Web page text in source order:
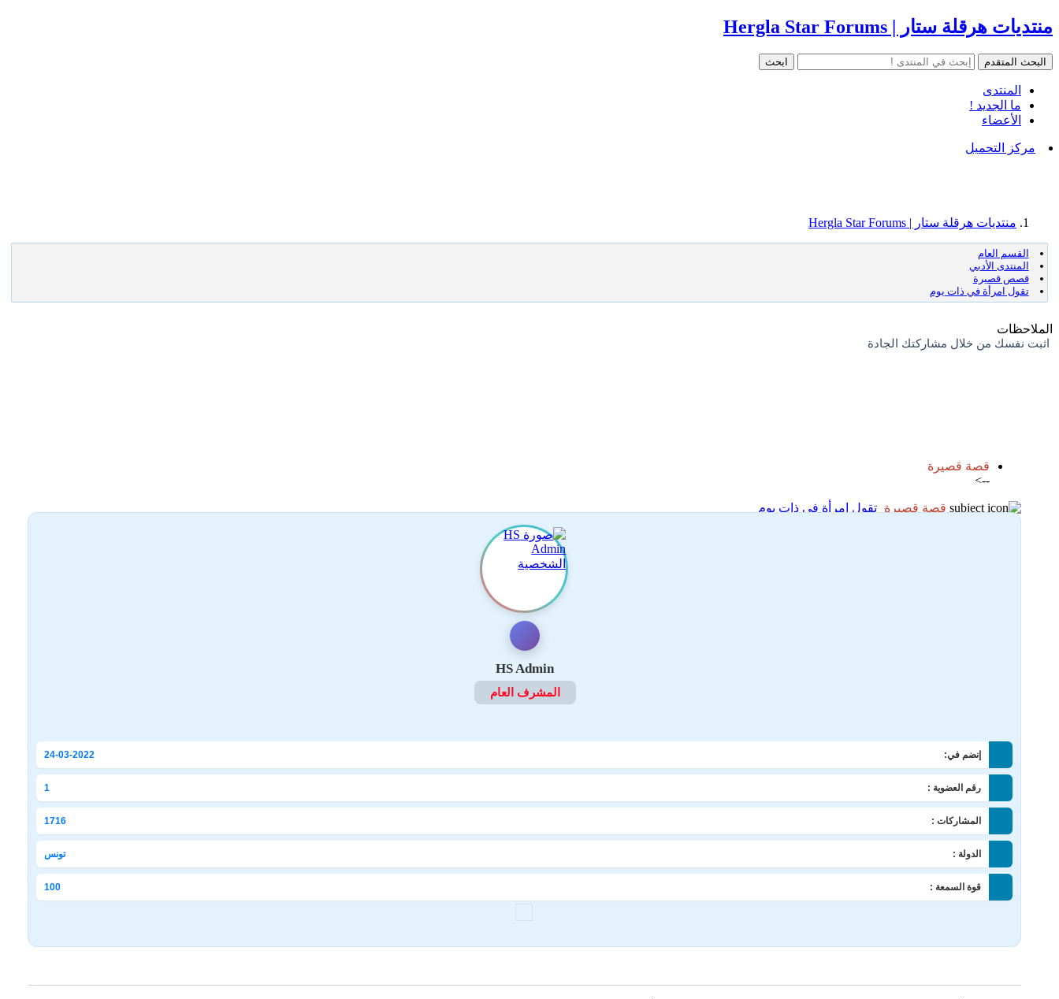
منتديات هرقلة ستار | Hergla Star Forums
المنتدى
ما الجديد !
الأعضاء
مركز التحميل
منتديات هرقلة ستار | Hergla Star Forums
القسم العام
المنتدى الأدبي
قصص قصيرة
تقول امرأة في ذات يوم
الملاحظات
اثبت نفسك من خلال مشاركتك الجادة
قصة قصيرة
-->
قصة قصيرة تقول امرأة في ذات يوم
01-11-2025 21:34
HS Admin
المشرف العام
إنضم في: 24-03-2022
رقم العضوية : 1
المشاركات : 1716
الدولة : تونس
قوة السمعة : 100